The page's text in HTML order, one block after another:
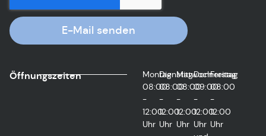
E-Mail senden
Öffnungszeiten
Montag
08:00
-
12:00
Uhr
Dienstag
08:00
-
12:00
Uhr
Mittwoch
08:00
-
12:00
Uhr
Donnerstag
09:00
-
12:00
Uhr
Freitag
08:00
-
12:00
Uhr